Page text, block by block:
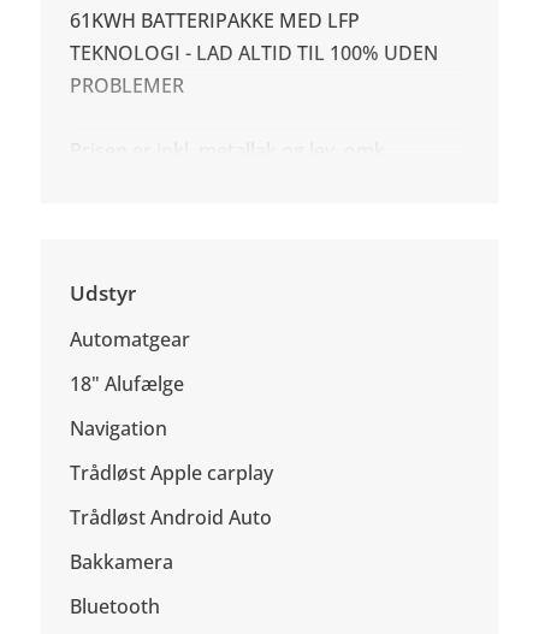
61KWH BATTERIPAKKE MED LFP
TEKNOLOGI - LAD ALTID TIL 100% UDEN
PROBLEMER
Udstyr
Automatgear
18" Alufælge
Navigation
Trådløst Apple carplay
Trådløst Android Auto
Bakkamera
Bluetooth